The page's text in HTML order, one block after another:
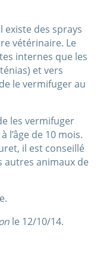
des sprays
vétérinaire. Le
internes que les
et vers
le vermifuger au
les vermifuger
l’âge de 10 mois.
il est conseillé
autres animaux de
le 12/10/14.